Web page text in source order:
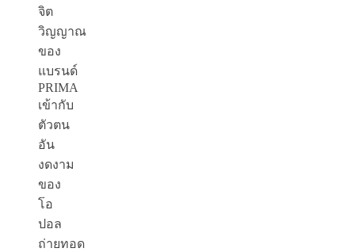
จิต
วิญญาณ
ของ
แบรนด์
PRIMA
เข้ากับ
ตัวตน
อัน
งดงาม
ของ
โอ
ปอล
ถ่ายทอด